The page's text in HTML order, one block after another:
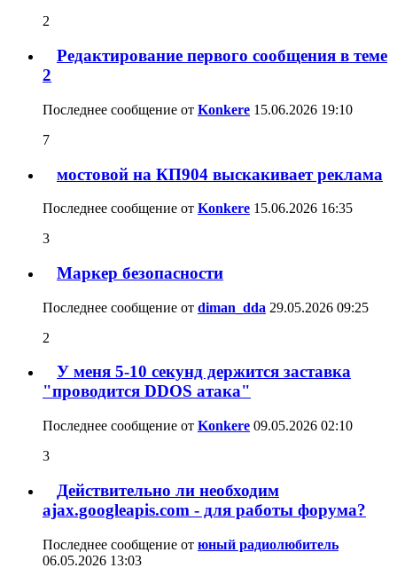
2
Редактирование первого сообщения в теме
2
Последнее сообщение от Konkere 15.06.2026 19:10
7
мостовой на КП904 выскакивает реклама
Последнее сообщение от Konkere 15.06.2026 16:35
3
Маркер безопасности
Последнее сообщение от diman_dda 29.05.2026 09:25
2
У меня 5-10 секунд держится заставка
"проводится DDOS атака"
Последнее сообщение от Konkere 09.05.2026 02:10
3
Действительно ли необходим
ajax.googleapis.com - для работы форума?
Последнее сообщение от юный радиолюбитель
06.05.2026 13:03